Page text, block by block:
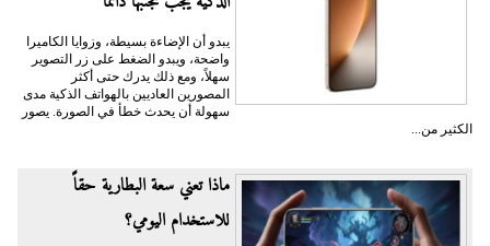
يبدو أن الإضاءة بسيطة، وزوايا الكاميرا
واضحة، ويبدو الضغط على زر التصوير
سهلاً، ومع ذلك يدرك حتى أكثر
المصورين العاديين بالهواتف الذكية مدى
سهولة أن يحدث خطأ في الصورة. يصور
الكثير من...
ماذا تعني سعة البطارية حقاً
للاستخدام اليومي؟